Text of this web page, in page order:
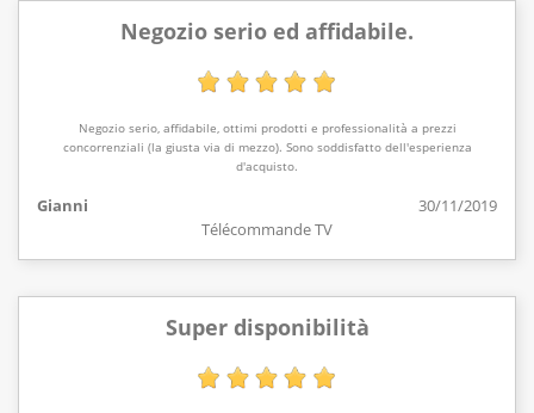
Negozio serio ed affidabile.
Negozio serio, affidabile, ottimi prodotti e professionalità a prezzi
concorrenziali (la giusta via di mezzo). Sono soddisfatto dell'esperienza
d'acquisto.
Gianni
30/11/2019
Télécommande TV
Super disponibilità